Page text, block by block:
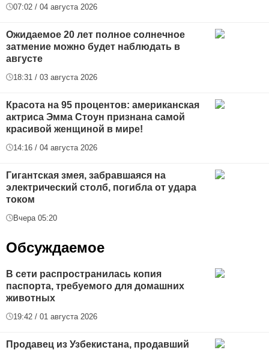
07:02 / 04 августа 2026
Ожидаемое 20 лет полное солнечное
затмение можно будет наблюдать в
августе
18:31 / 03 августа 2026
Красота на 95 процентов: американская
актриса Эмма Стоун признана самой
красивой женщиной в мире!
14:16 / 04 августа 2026
Гигантская змея, забравшаяся на
электрический столб, погибла от удара
током
Вчера 05:20
Обсуждаемое
В сети распространилась копия
паспорта, требуемого для домашних
животных
19:42 / 01 августа 2026
Продавец из Узбекистана, продавший